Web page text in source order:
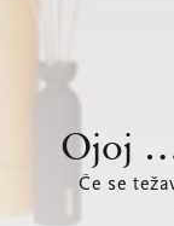
Ojoj
Če se